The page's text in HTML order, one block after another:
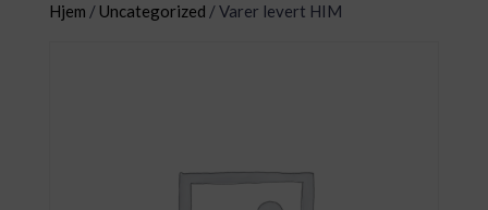
Hjem / Uncategorized / Varer levert HIM